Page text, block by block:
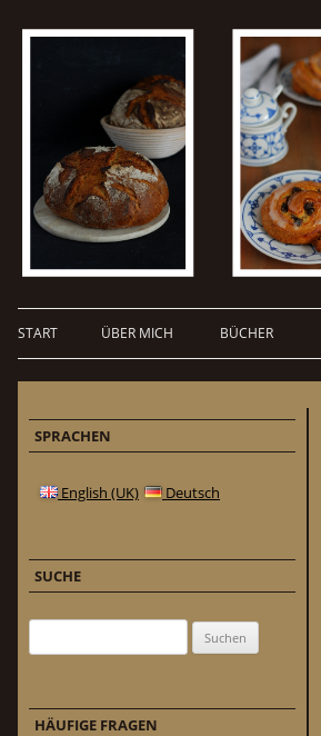
START ÜBER MICH BÜCHER
SPRACHEN
English (UK) Deutsch
SUCHE
HÄUFIGE FRAGEN